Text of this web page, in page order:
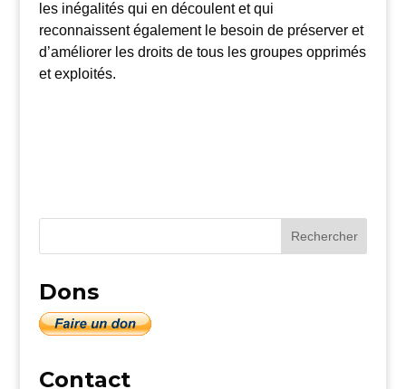
les inégalités qui en découlent et qui
reconnaissent également le besoin de préserver et
d’améliorer les droits de tous les groupes opprimés
et exploités.
Dons
Contact